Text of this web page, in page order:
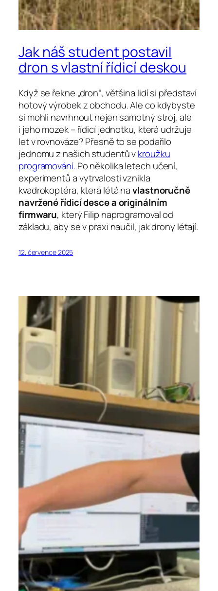
Jak náš student postavil
dron s vlastní řídicí deskou
Když se řekne „dron“, většina lidí si představí
hotový výrobek z obchodu. Ale co kdybyste
si mohli navrhnout nejen samotný stroj, ale
i jeho mozek – řídicí jednotku, která udržuje
let v rovnováze? Přesně to se podařilo
jednomu z našich studentů vkroužku
programování. Po několika letech učení,
experimentů a vytrvalosti vznikla
kvadrokoptéra, která létá navlastnoručně
navržené řídicí desce a originálním
firmwaru, který Filip naprogramoval od
základu, aby se v praxi naučil, jak drony létají.
12. července 2025